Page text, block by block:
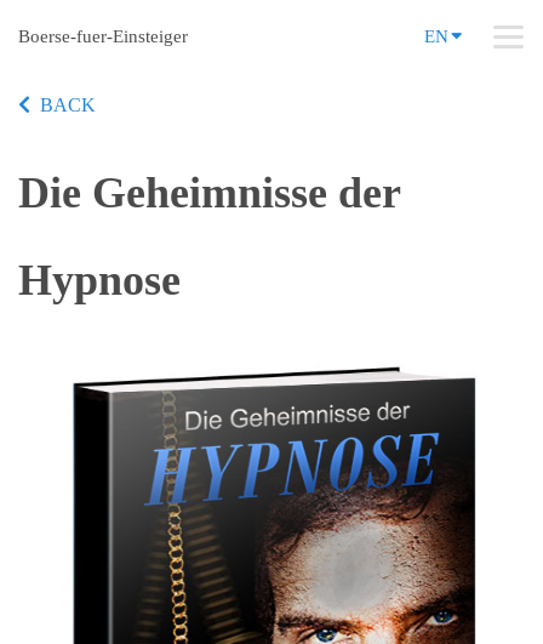
Boerse-fuer-Einsteiger EN
BACK
Die Geheimnisse der
Hypnose